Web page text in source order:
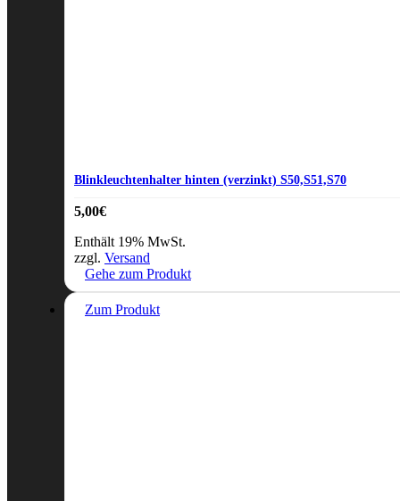
Blinkleuchtenhalter hinten (verzinkt) S50,S51,S70
5,00€
Enthält 19% MwSt.
zzgl. Versand
Gehe zum Produkt
Zum Produkt